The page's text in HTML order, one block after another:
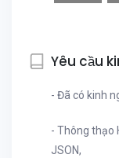
Yêu cầu
- Đã có kinh
- Thông thạo
JSON,